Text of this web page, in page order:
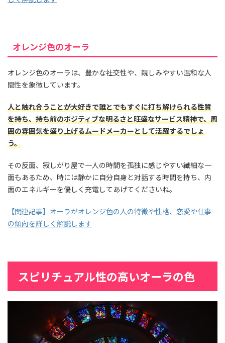
オレンジ色のオーラ
オレンジ色のオーラは、豊かな社交性や、親しみやすい温和な人
間性を象徴しています。
人と触れ合うことが大好きで誰とでもすぐに打ち解けられる性質
を持ち、持ち前のポジティブな明るさと旺盛なサービス精神で、周
囲の雰囲気を盛り上げるムードメーカーとして活躍するでしょ
う。
その反面、寂しがり屋で一人の時間を孤独に感じやすい繊細な一
面もあるため、時には静かに自分自身と対話する時間を持ち、内
面のエネルギーを優しく充電してあげてくださいね。
【関連記事】オーラがオレンジ色の人の特徴や性格、恋愛や仕事
の傾向を詳しく解説します
スピリチュアル性の高いオーラの色